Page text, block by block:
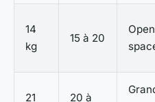
14
kg
15 à 20
Open
21 20 à